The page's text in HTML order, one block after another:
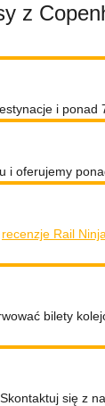
z
i ponad
i oferujemy
recenzje Rail Ninja
bilety
się z